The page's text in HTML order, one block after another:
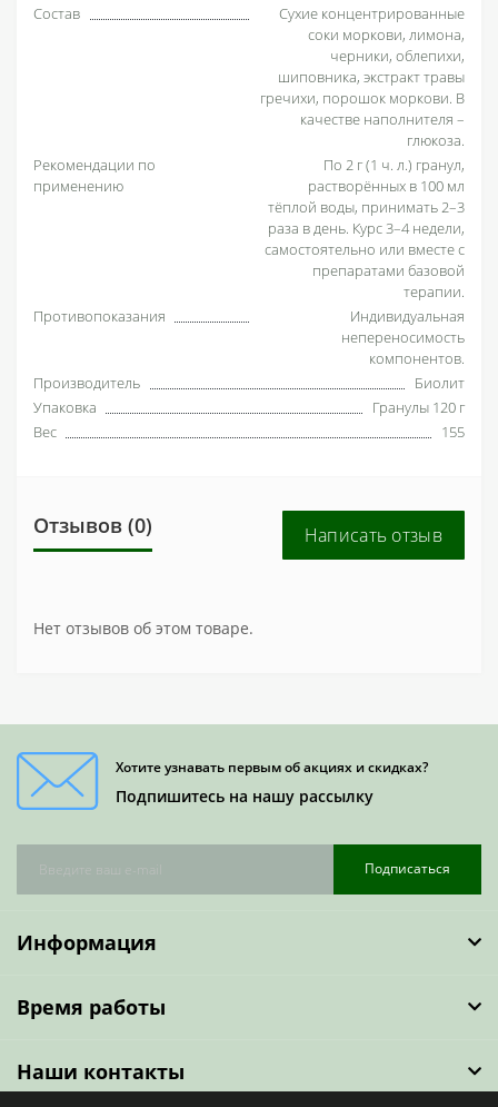
Состав
Сухие концентрированные
соки моркови, лимона,
черники, облепихи,
шиповника, экстракт травы
гречихи, порошок моркови. В
качестве наполнителя –
глюкоза.
Рекомендации по
применению
По 2 г (1 ч. л.) гранул,
растворённых в 100 мл
тёплой воды, принимать 2–3
раза в день. Курс 3–4 недели,
самостоятельно или вместе с
препаратами базовой
терапии.
Противопоказания
Индивидуальная
непереносимость
компонентов.
Производитель
Биолит
Упаковка
Гранулы 120 г
Вес
155
Отзывов (0) Написать отзыв
Нет отзывов об этом товаре.
Хотите узнавать первым об акциях и скидках?
Подпишитесь на нашу рассылку
Подписаться
Информация
Время работы
Наши контакты